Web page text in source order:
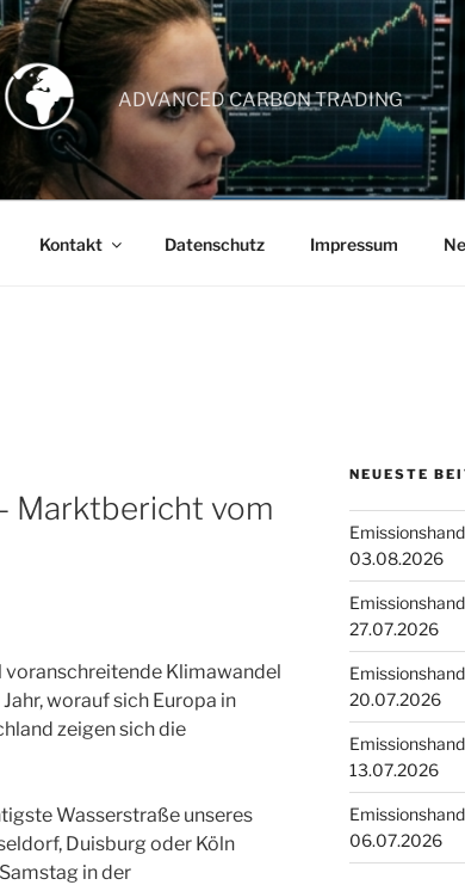
ADVANCED CARBON TRADING
Kontakt Datenschutz Impressum
Marktbericht vom
voranschreitende Klimawandel
worauf sich Europa in
zeigen sich die
Wasserstraße unseres
Duisburg oder Köln
in der
NEUESTE
03.08.2026
27.07.2026
20.07.2026
13.07.2026
06.07.2026